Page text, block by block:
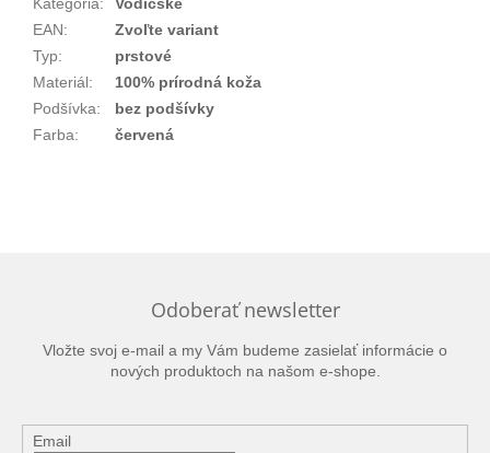
Kategória:
Vodičské
EAN:
Zvoľte variant
Typ:
prstové
Materiál:
100% prírodná koža
Podšívka:
bez podšívky
Farba: červená
Odoberať newsletter
Vložte svoj e-mail a my Vám budeme zasielať informácie o
nových produktoch na našom e-shope.
Email